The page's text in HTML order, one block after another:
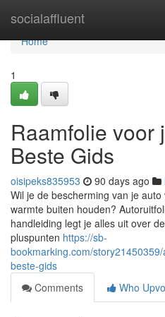
socialaffluent
Home
Home
1
Raamfolie voor
Beste Gids
oisipeks835953 90 days ago
Wil je de bescherming van je
warmte buiten houden?
handleiding legt je alles uit over
pluspunten https://sb-
bookmarking.com/
beste-gids
Comments
Who